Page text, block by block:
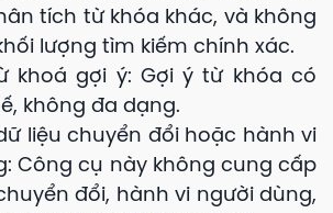
tích từ khóa khác, và không
lượng tìm kiếm chính xác.
khoá gợi ý: Gợi ý từ khóa có
không đa dạng.
liệu chuyển đổi hoặc hành vi
Công cụ này không cung cấp
đổi, hành vi người dùng,